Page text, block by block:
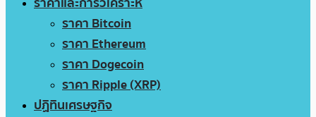
ราคา Bitcoin
ราคา Ethereum
ราคา Dogecoin
ราคา Ripple (XRP)
ปฏิทินเศรษฐกิจ